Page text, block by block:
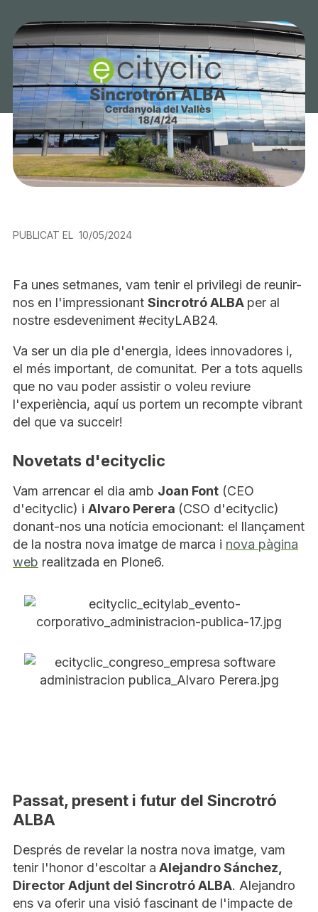
PUBLICAT EL 10/05/2024
Fa unes setmanes, vam tenir el privilegi de reunir-
nos en l'impressionant Sincrotró ALBA per al
nostre esdeveniment #ecityLAB24.
Va ser un dia ple d'energia, idees innovadores i,
el més important, de comunitat. Per a tots aquells
que no vau poder assistir o voleu reviure
l'experiència, aquí us portem un recompte vibrant
del que va succeir!
Novetats d'ecityclic
Vam arrencar el dia amb Joan Font (CEO
d'ecityclic) i Alvaro Perera (CSO d'ecityclic)
donant-nos una notícia emocionant: el llançament
de la nostra nova imatge de marca i nova pàgina
web realitzada en Plone6.
Passat, present i futur del Sincrotró
ALBA
Després de revelar la nostra nova imatge, vam
tenir l'honor d'escoltar a Alejandro Sánchez,
Director Adjunt del Sincrotró ALBA. Alejandro
ens va oferir una visió fascinant de l'impacte de